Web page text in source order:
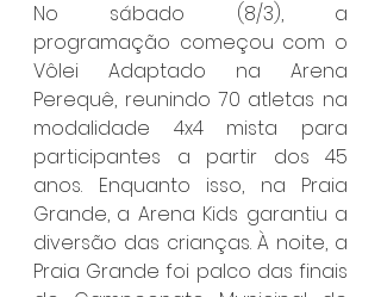
No sábado (8/3), a
programação começou com o
Vôlei Adaptado na Arena
Perequê, reunindo 70 atletas na
modalidade 4x4 mista para
participantes a partir dos 45
anos. Enquanto isso, na Praia
Grande, a Arena Kids garantiu a
diversão das crianças. À noite, a
Praia Grande foi palco das finais